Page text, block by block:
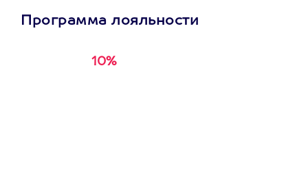
Программа лояльности
10%